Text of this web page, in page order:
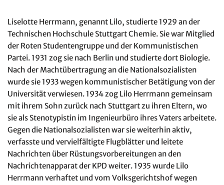
Liselotte Herrmann, genannt Lilo, studierte 1929 an der
Technischen Hochschule Stuttgart Chemie. Sie war Mitglied
der Roten Studentengruppe und der Kommunistischen
Partei. 1931 zog sie nach Berlin und studierte dort Biologie.
Nach der Machtübertragung an die Nationalsozialisten
wurde sie 1933 wegen kommunistischer Betätigung von der
Universität verwiesen. 1934 zog Lilo Herrmann gemeinsam
mit ihrem Sohn zurück nach Stuttgart zu ihren Eltern, wo
sie als Stenotypistin im Ingenieurbüro ihres Vaters arbeitete.
Gegen die Nationalsozialisten war sie weiterhin aktiv,
verfasste und vervielfältigte Flugblätter und leitete
Nachrichten über Rüstungsvorbereitungen an den
Nachrichtenapparat der KPD weiter. 1935 wurde Lilo
Herrmann verhaftet und vom Volksgerichtshof wegen